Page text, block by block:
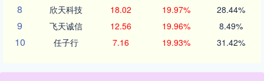
8 欣天科技 18.02 19.97% 28.44%
9 飞天诚信 12.56 19.96% 8.49%
10 任子行 7.16 19.93% 31.42%